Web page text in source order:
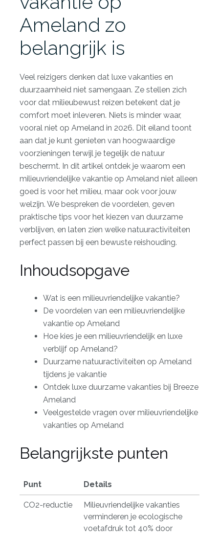
Ameland zo
belangrijk is
Veel reizigers denken dat luxe vakanties en
duurzaamheid niet samengaan. Ze stellen zich
voor dat milieubewust reizen betekent dat je
comfort moet inleveren. Niets is minder waar,
vooral niet op Ameland in 2026. Dit eiland toont
aan dat je kunt genieten van hoogwaardige
voorzieningen terwijl je tegelijk de natuur
beschermt. In dit artikel ontdek je waarom een
milieuvriendelijke vakantie op Ameland niet alleen
goed is voor het milieu, maar ook voor jouw
welzijn. We bespreken de voordelen, geven
praktische tips voor het kiezen van duurzame
verblijven, en laten zien welke natuuractiviteiten
perfect passen bij een bewuste reishouding.
Inhoudsopgave
Wat is een milieuvriendelijke vakantie?
De voordelen van een milieuvriendelijke
vakantie op Ameland
Hoe kies je een milieuvriendelijk en luxe
verblijf op Ameland?
Duurzame natuuractiviteiten op Ameland
tijdens je vakantie
Ontdek luxe duurzame vakanties bij Breeze
Ameland
Veelgestelde vragen over milieuvriendelijke
vakanties op Ameland
Belangrijkste punten
Punt Details
CO2-reductie
Milieuvriendelijke vakanties
verminderen je ecologische
voetafdruk tot 40% door